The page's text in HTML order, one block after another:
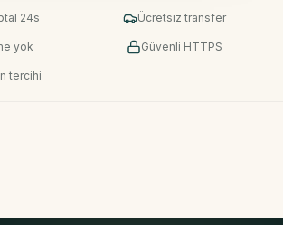
24s Ücretsiz transfer
yok Güvenli HTTPS
tercihi